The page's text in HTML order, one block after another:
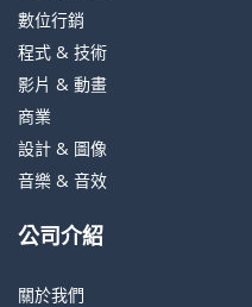
數位行銷
程式 & 技術
影片 & 動畫
商業
設計 & 圖像
音樂 & 音效
公司介紹
關於我們